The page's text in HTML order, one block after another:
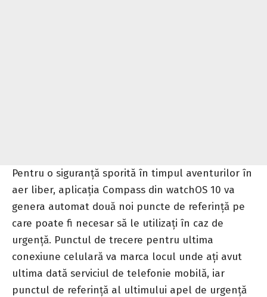
Pentru o siguranță sporită în timpul aventurilor în
aer liber, aplicația Compass din watchOS 10 va
genera automat două noi puncte de referință pe
care poate fi necesar să le utilizați în caz de
urgență. Punctul de trecere pentru ultima
conexiune celulară va marca locul unde ați avut
ultima dată serviciul de telefonie mobilă, iar
punctul de referință al ultimului apel de urgență